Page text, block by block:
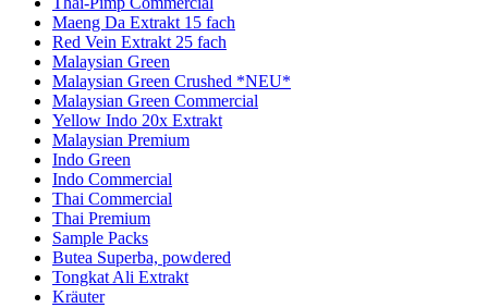
Maeng Da Extrakt 15 fach
Red Vein Extrakt 25 fach
Malaysian Green
Malaysian Green Crushed *NEU*
Malaysian Green Commercial
Yellow Indo 20x Extrakt
Malaysian Premium
Indo Green
Indo Commercial
Thai Commercial
Thai Premium
Sample Packs
Butea Superba, powdered
Tongkat Ali Extrakt
Kräuter